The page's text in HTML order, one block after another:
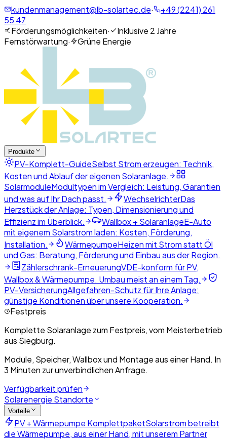
kundenmanagement@lb-solartec.de·
+49 (2241) 261
55 47
Förderungsmöglichkeiten·
Inklusive 2 Jahre
Fernstörwartung· Grüne Energie
Produkte
PV-Komplett-GuideSelbst Strom erzeugen: Technik,
Kosten und Ablauf der eigenen Solaranlage.
SolarmoduleModultypen im Vergleich: Leistung, Garantien
und was auf Ihr Dach passt.
WechselrichterDas
Herzstück der Anlage: Typen, Dimensionierung und
Effizienz im Überblick.
Wallbox + SolaranlageE-Auto
mit eigenem Solarstrom laden: Kosten, Förderung,
Installation.
WärmepumpeHeizen mit Strom statt Öl
und Gas: Beratung, Förderung und Einbau aus der Region.
Zählerschrank-ErneuerungVDE-konform für PV,
Wallbox & Wärmepumpe. Umbau meist an einem Tag.
PV-VersicherungAllgefahren-Schutz für Ihre Anlage:
günstige Konditionen über unsere Kooperation.
Festpreis
Komplette Solaranlage zum Festpreis, vom Meisterbetrieb
aus Siegburg.
Module, Speicher, Wallbox und Montage aus einer Hand. In
3 Minuten zur unverbindlichen Anfrage.
Verfügbarkeit prüfen
Solarenergie Standorte
Vorteile
PV + Wärmepumpe KomplettpaketSolarstrom betreibt
die Wärmepumpe, aus einer Hand, mit unserem Partner